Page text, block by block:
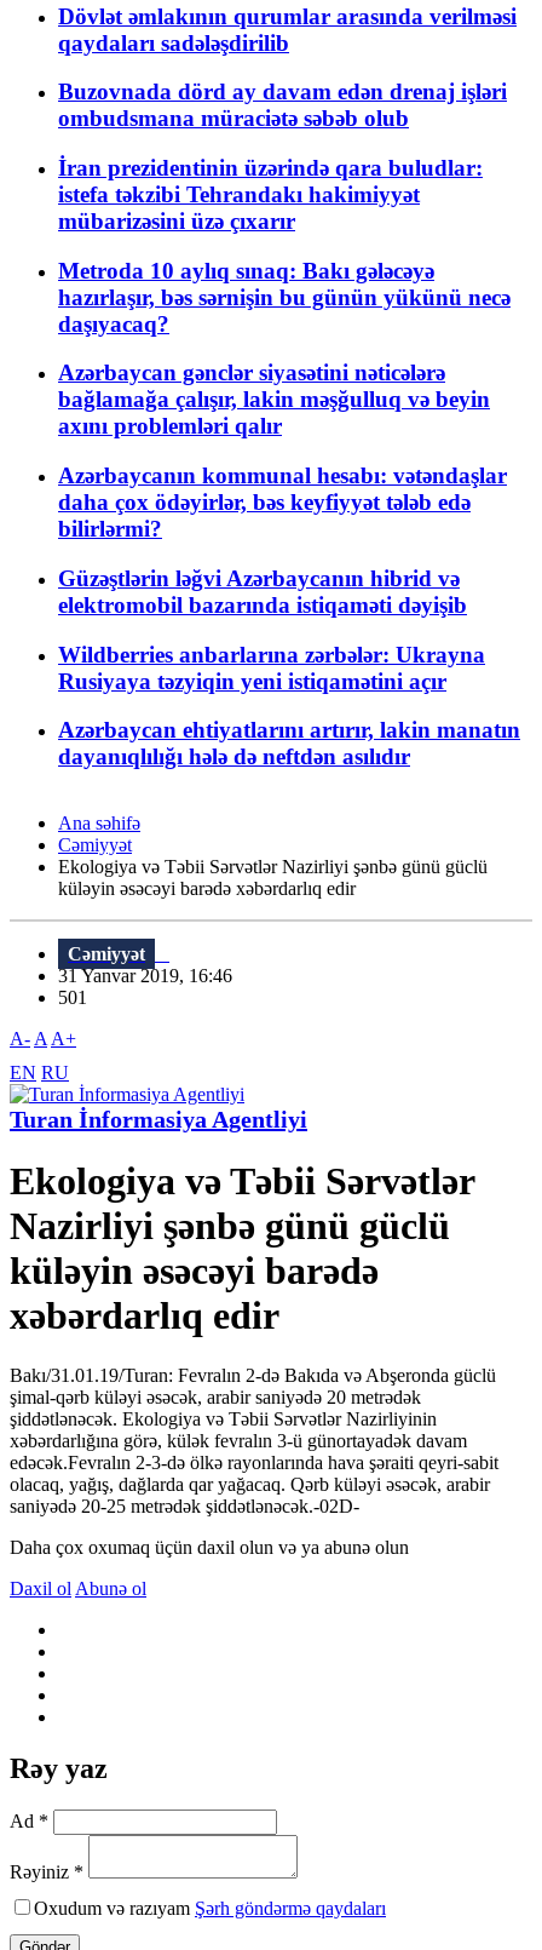
Dövlət əmlakının qurumlar arasında verilməsi
qaydaları sadələşdirilib
Buzovnada dörd ay davam edən drenaj işləri
ombudsmana müraciətə səbəb olub
İran prezidentinin üzərində qara buludlar:
istefa təkzibi Tehrandakı hakimiyyət
mübarizəsini üzə çıxarır
Metroda 10 aylıq sınaq: Bakı gələcəyə
hazırlaşır, bəs sərnişin bu günün yükünü necə
daşıyacaq?
Azərbaycan gənclər siyasətini nəticələrə
bağlamağa çalışır, lakin məşğulluq və beyin
axını problemləri qalır
Azərbaycanın kommunal hesabı: vətəndaşlar
daha çox ödəyirlər, bəs keyfiyyət tələb edə
bilirlərmi?
Güzəştlərin ləğvi Azərbaycanın hibrid və
elektromobil bazarında istiqaməti dəyişib
Wildberries anbarlarına zərbələr: Ukrayna
Rusiyaya təzyiqin yeni istiqamətini açır
Azərbaycan ehtiyatlarını artırır, lakin manatın
dayanıqlılığı hələ də neftdən asılıdır
Ana səhifə
Cəmiyyət
Ekologiya və Təbii Sərvətlər Nazirliyi şənbə günü güclü
küləyin əsəcəyi barədə xəbərdarlıq edir
Cəmiyyət
31 Yanvar 2019, 16:46
501
A- A A+
EN RU
Turan İnformasiya Agentliyi
Ekologiya və Təbii Sərvətlər
Nazirliyi şənbə günü güclü
küləyin əsəcəyi barədə
xəbərdarlıq edir
Bakı/31.01.19/Turan: Fevralın 2-də Bakıda və Abşeronda güclü
şimal-qərb küləyi əsəcək, arabir saniyədə 20 metrədək
şiddətlənəcək. Ekologiya və Təbii Sərvətlər Nazirliyinin
xəbərdarlığına görə, külək fevralın 3-ü günortayadək davam
edəcək.Fevralın 2-3-də ölkə rayonlarında hava şəraiti qeyri-sabit
olacaq, yağış, dağlarda qar yağacaq. Qərb küləyi əsəcək, arabir
saniyədə 20-25 metrədək şiddətlənəcək.-02D-
Daha çox oxumaq üçün daxil olun və ya abunə olun
Daxil ol Abunə ol
Rəy yaz
Ad *
Rəyiniz *
Oxudum və razıyam Şərh göndərmə qaydaları